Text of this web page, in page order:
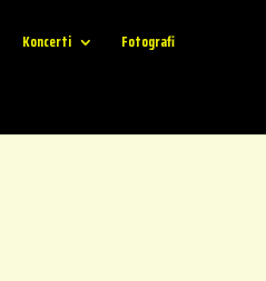
Koncerti Fotografi